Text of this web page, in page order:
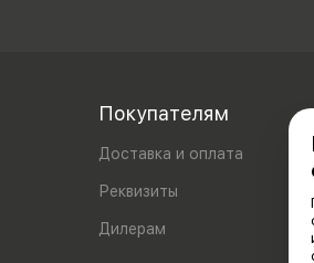
Покупателям
Доставка и оплата
Реквизиты
Дилерам